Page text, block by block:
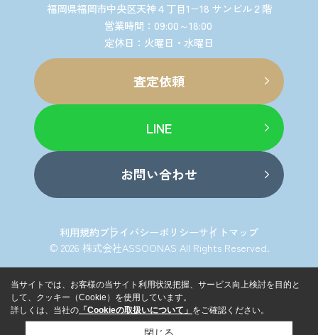
福岡県福岡市中央区天神４丁目1−18 サンビル２階
営業時間：09:00～18:00
定休日：火曜日・水曜日
査定依頼
LINE
お問い合わせ
利用規約プライバシーポリシーサイトマップ
© 2026 株式会社ASSOONAS All Rights Reserved.
当サイトでは、お客様の当サイト利用状況把握、サービス向上検討を目的と
して、クッキー（Cookie）を使用しています。
詳しくは、当社の 「Cookieの取扱いについて」 をご確認ください。
閉じる